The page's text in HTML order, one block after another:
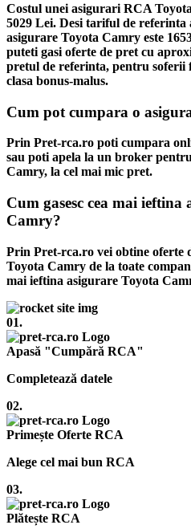
Costul unei asigurari RCA
5029 Lei. Desi tariful de referinta
asigurare Toyota Camry este
puteti gasi oferte de pret cu
pretul de referinta, pentru soferii
clasa bonus-malus.
Cum pot cumpara o
Prin Pret-rca.ro poti cumpara
sau poti apela la un broker
Camry, la cel mai mic pret.
Cum gasesc cea mai ieftina
Camry?
Prin Pret-rca.ro vei obtine oferte
Toyota Camry de la toate
mai ieftina asigurare Toyota
01.
Apasă "Cumpără RCA"
Completează datele
02.
Primește Oferte RCA
Alege cel mai bun RCA
03.
Plătește RCA